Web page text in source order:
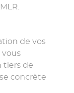
.
de vos
vous
tiers de
concrète